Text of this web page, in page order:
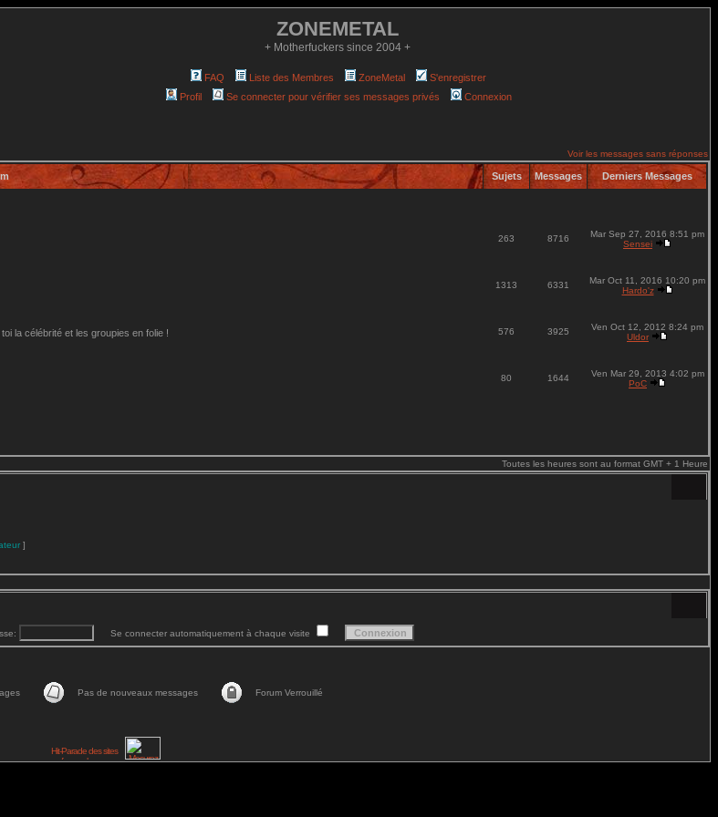
ZONEMETAL
+ Motherfuckers since 2004 +
FAQ Liste des Membres ZoneMetal
S'enregistrer
Profil
Se connecter pour vérifier ses messages privés Connexion
Voir les messages sans réponses
Sujets Messages Derniers Messages
263 8716
Mar Sep 27, 2016 8:51 pm
Sensei
1313 6331
Mar Oct 11, 2016 10:20 pm
Hardo'z
la célébrité et les groupies en folie ! 576 3925
Ven Oct 12, 2012 8:24 pm
Uldor
80 1644
Ven Mar 29, 2013 4:02 pm
PoC
Toutes les heures sont au format GMT + 1 Heure
]
Se connecter automatiquement à chaque visite
Pas de nouveaux messages Forum Verrouillé